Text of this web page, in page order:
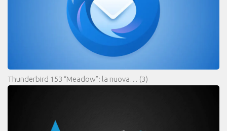
Thunderbird 153 “Meadow”: la nuova… (3)